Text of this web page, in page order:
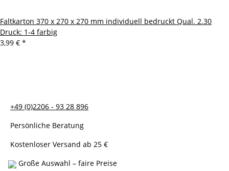
Faltkarton 370 x 270 x 270 mm individuell bedruckt Qual. 2.30
Druck: 1-4 farbig
3,99 € *
+49 (0)2206 - 93 28 896
Persönliche Beratung
Kostenloser Versand ab 25 €
Große Auswahl – faire Preise